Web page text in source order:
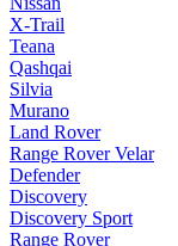
X-Trail
Teana
Qashqai
Silvia
Murano
Land Rover
Range Rover Velar
Defender
Discovery
Discovery Sport
Range Rover